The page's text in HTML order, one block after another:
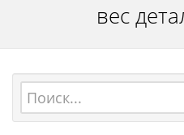
вес